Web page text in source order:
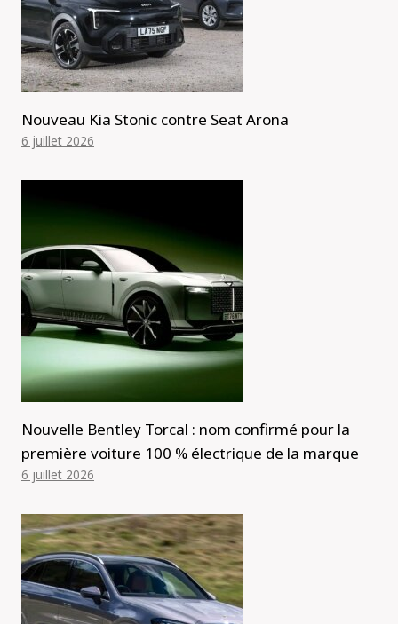
Nouveau Kia Stonic contre Seat Arona
6 juillet 2026
Nouvelle Bentley Torcal : nom confirmé pour la
première voiture 100 % électrique de la marque
6 juillet 2026